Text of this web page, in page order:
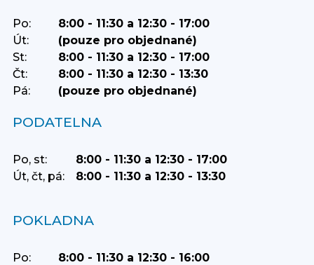
Po:
8:00 - 11:30 a 12:30 - 17:00
Út:
(pouze pro objednané)
St:
8:00 - 11:30 a 12:30 - 17:00
Čt:
8:00 - 11:30 a 12:30 - 13:30
Pá:
(pouze pro objednané)
PODATELNA
Po, st:
8:00 - 11:30 a 12:30 - 17:00
Út, čt, pá:
8:00 - 11:30 a 12:30 - 13:30
POKLADNA
Po:
8:00 - 11:30 a 12:30 - 16:00